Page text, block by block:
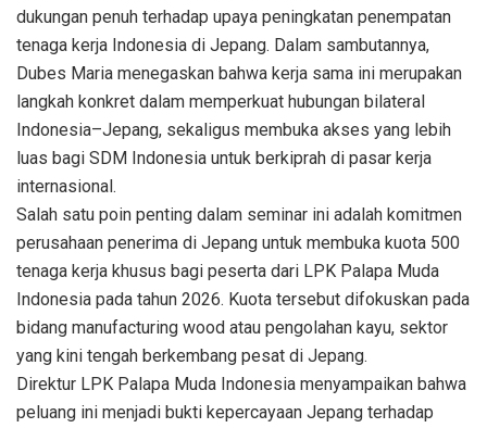
dukungan penuh terhadap upaya peningkatan penempatan
tenaga kerja Indonesia di Jepang. Dalam sambutannya,
Dubes Maria menegaskan bahwa kerja sama ini merupakan
langkah konkret dalam memperkuat hubungan bilateral
Indonesia–Jepang, sekaligus membuka akses yang lebih
luas bagi SDM Indonesia untuk berkiprah di pasar kerja
internasional.
Salah satu poin penting dalam seminar ini adalah komitmen
perusahaan penerima di Jepang untuk membuka kuota 500
tenaga kerja khusus bagi peserta dari LPK Palapa Muda
Indonesia pada tahun 2026. Kuota tersebut difokuskan pada
bidang manufacturing wood atau pengolahan kayu, sektor
yang kini tengah berkembang pesat di Jepang.
Direktur LPK Palapa Muda Indonesia menyampaikan bahwa
peluang ini menjadi bukti kepercayaan Jepang terhadap